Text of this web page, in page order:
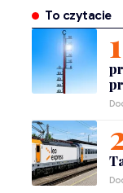
To czytacie